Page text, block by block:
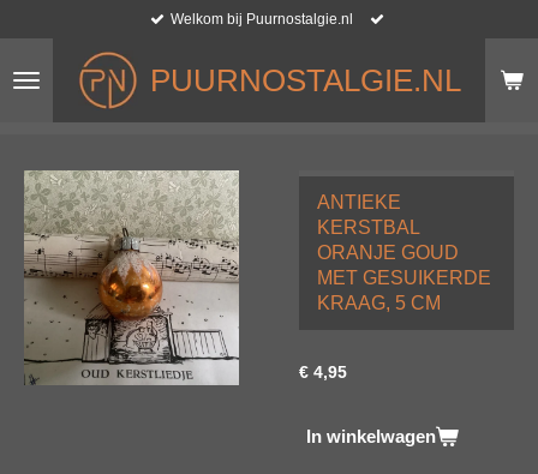
naar
hoofdinhoud
PUURNOSTALGIE.NL
Welkom bij Puurnostalgie.nl
ANTIEKE
KERSTBAL
ORANJE GOUD
MET GESUIKERDE
KRAAG, 5 CM
€ 4,95
In winkelwagen